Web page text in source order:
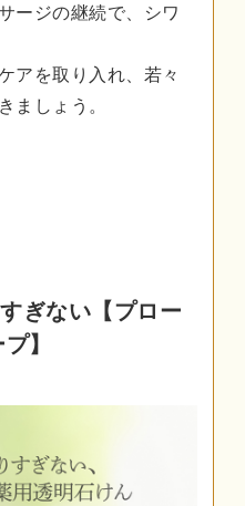
ージの継続で、シワ
アを取り入れ、若々
ましょう。
ぎない【プロー
】